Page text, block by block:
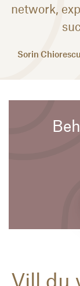
network,
Sorin
Vill du